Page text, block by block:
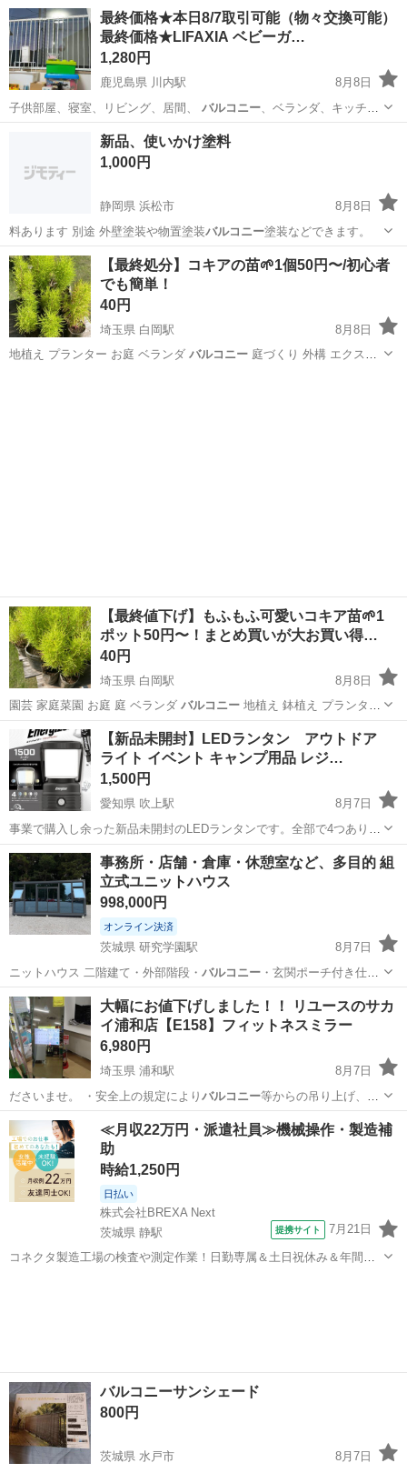
最終価格★本日8/7取引可能（物々交換可能）
最終価格★LIFAXIA ベビーガ…
1,280円
鹿児島県 川内駅
8月8日
子供部屋、寝室、リビング、居間、 バルコニー、ベランダ、キッチ
ン、 幼稚園、保…
鹿児島市 川内駅 ベビー用品
新品、使いかけ塗料
1,000円
静岡県 浜松市
8月8日
料あります 別途 外壁塗装や物置塗装バルコニー塗装などできます。
静岡 浜松市 その他 塗料
【最終処分】コキアの苗🌱1個50円〜/初心者
でも簡単！
40円
埼玉県 白岡駅
8月8日
地植え プランター お庭 ベランダ バルコニー庭づくり 外構 エクステ
【最終値下げ】もふもふ可愛いコキア苗🌱1
ポット50円〜！まとめ買いが大お買い得…
40円
埼玉県 白岡駅
8月8日
園芸 家庭菜園 お庭 庭 ベランダ バルコニー地植え 鉢植え プランター
庭木 …
埼玉 白岡市 白岡駅 家庭用品 コキア
【新品未開封】LEDランタン アウトドア
ライト イベント キャンプ用品 レジ…
1,500円
愛知県 吹上駅
8月7日
事業で購入し余った新品未開封のLEDランタンです。全部で4つありま
す。1つ1500円です。
愛知 名古屋市 吹上駅 その他
事務所・店舗・倉庫・休憩室など、多目的 組
立式ユニットハウス
998,000円
オンライン決済
茨城県 研究学園駅
8月7日
ニットハウス 二階建て・外部階段・ バルコニー・玄関ポーチ付き仕様
など、オーダーメ…
茨城 つくば市 研究学園駅 その他 ユニットハウス
大幅にお値下げしました！！ リユースのサカ
イ浦和店【E158】フィットネスミラー
6,980円
埼玉県 浦和駅
8月7日
ださいませ。 ・安全上の規定により バルコニー等からの吊り上げ、下
げ作業は行ってお…
埼玉 さいたま市 浦和駅 フィットネス、トレーニング
サカイ
≪月収22万円・派遣社員≫機械操作・製造補
助
時給1,250円
日払い
株式会社BREXA Next
茨城県 静駅
提携サイト 7月21日
コネクタ製造工場の検査や測定作業！日勤専属＆土日祝休み＆年間休
バルコニーサンシェード
800円
茨城県 水戸市 8月7日